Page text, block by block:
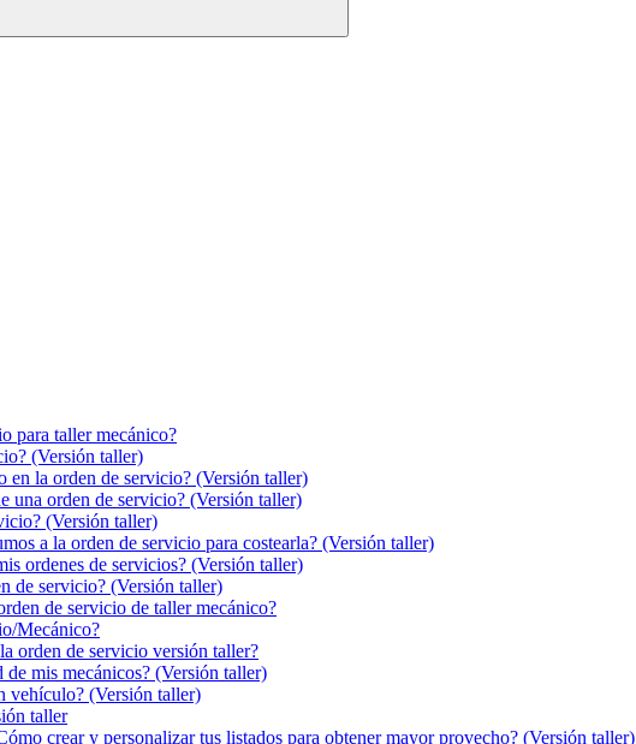
para taller mecánico?
(Versión taller)
en la orden de servicio? (Versión taller)
una orden de servicio? (Versión taller)
(Versión taller)
a la orden de servicio para costearla? (Versión taller)
ordenes de servicios? (Versión taller)
de servicio? (Versión taller)
de servicio de taller mecánico?
Mecánico?
orden de servicio versión taller?
mis mecánicos? (Versión taller)
vehículo? (Versión taller)
taller
crear y personalizar tus listados para obtener mayor provecho? (Versión taller)